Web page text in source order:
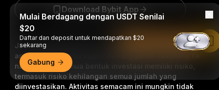
Jadilah yang pertama mendapatkan wawasan dan
analisis kritis dunia kripto: berlangganan sekarang ke
nawala kami. Semua bentuk investasi memiliki risiko,
termasuk risiko kehilangan semua jumlah yang
diinvestasikan. Aktivitas semacam ini mungkin tidak
Download Bybit App
Mulai Berdagang dengan USDT Senilai
$20
Daftar dan deposit untuk mendapatkan $20
sekarang
Gabung
Baca di Aplikasi Bybit